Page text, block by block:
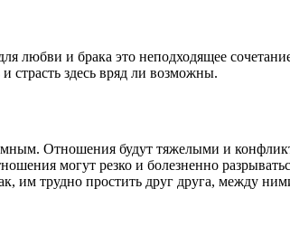
любви и брака это неподходящее
страсть здесь вряд ли возможны.
Отношения будут тяжелыми и
могут резко и болезненно
им трудно простить друг друга, между